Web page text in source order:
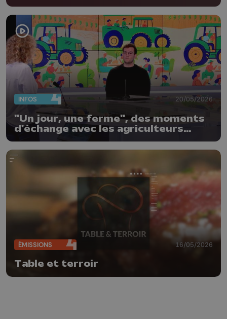
INFOS 20/05/2026
"Un jour, une ferme", des moments
d'échange avec les agriculteurs
locaux
ÉMISSIONS 16/05/2026
Table et terroir